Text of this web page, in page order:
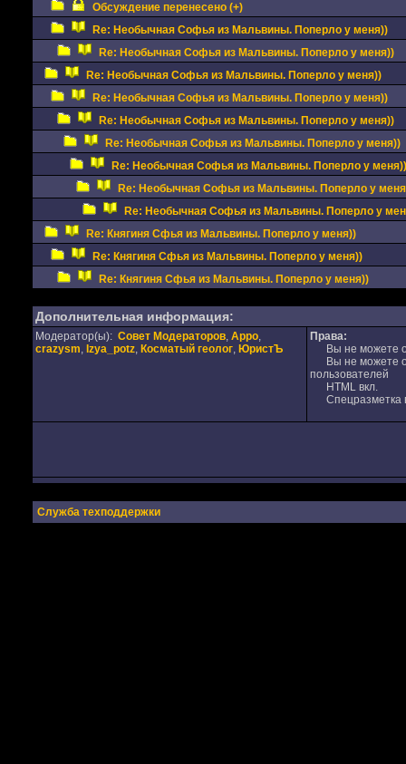
Обсуждение перенесено (+)
Re: Необычная Софья из Мальвины. Поперло у меня))
Re: Необычная Софья из Мальвины. Поперло у меня))
Re: Необычная Софья из Мальвины. Поперло у меня))
Re: Необычная Софья из Мальвины. Поперло у меня))
Re: Необычная Софья из Мальвины. Поперло у меня))
Re: Необычная Софья из Мальвины. Поперло у меня))
Re: Необычная Софья из Мальвины. Поперло у меня))
Re: Необычная Софья из Мальвины. Поперло у
Re: Необычная Софья из Мальвины. Поперло у
Re: Княгиня Сфья из Мальвины. Поперло у меня))
Re: Княгиня Сфья из Мальвины. Поперло у меня))
Re: Княгиня Сфья из Мальвины. Поперло у меня))
Дополнительная информация:
Модератор(ы): Совет Модераторов, Appo,
crazysm, Izya_potz, Косматый геолог, ЮристЪ
Права:
Вы не можете
Вы не можете
пользователей
HTML вкл.
Спецразметка
Служба техподдержки